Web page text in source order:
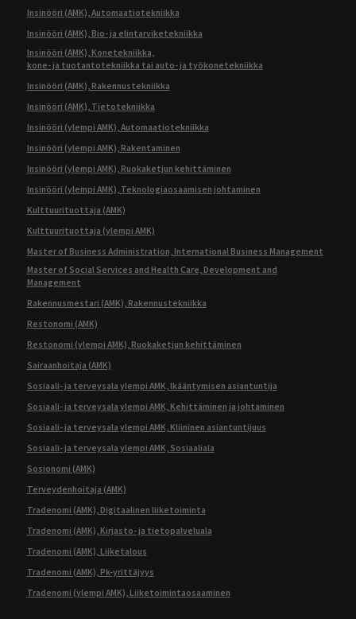
Insinööri (AMK), Automaatiotekniikka
Insinööri (AMK), Bio- ja elintarviketekniikka
Insinööri (AMK), Konetekniikka,
kone- ja tuotantotekniikka tai auto- ja työkonetekniikka
Insinööri (AMK), Rakennustekniikka
Insinööri (AMK), Tietotekniikka
Insinööri (ylempi AMK), Automaatiotekniikka
Insinööri (ylempi AMK), Rakentaminen
Insinööri (ylempi AMK), Ruokaketjun kehittäminen
Insinööri (ylempi AMK), Teknologiaosaamisen johtaminen
Kulttuurituottaja (AMK)
Kulttuurituottaja (ylempi AMK)
Master of Business Administration, International Business Management
Master of Social Services and Health Care, Development and
Management
Rakennusmestari (AMK), Rakennustekniikka
Restonomi (AMK)
Restonomi (ylempi AMK), Ruokaketjun kehittäminen
Sairaanhoitaja (AMK)
Sosiaali- ja terveysala ylempi AMK, Ikääntymisen asiantuntija
Sosiaali- ja terveysala ylempi AMK, Kehittäminen ja johtaminen
Sosiaali- ja terveysala ylempi AMK, Kliininen asiantuntijuus
Sosiaali- ja terveysala ylempi AMK, Sosiaaliala
Sosionomi (AMK)
Terveydenhoitaja (AMK)
Tradenomi (AMK), Digitaalinen liiketoiminta
Tradenomi (AMK), Kirjasto- ja tietopalveluala
Tradenomi (AMK), Liiketalous
Tradenomi (AMK), Pk-yrittäjyys
Tradenomi (ylempi AMK), Liiketoimintaosaaminen